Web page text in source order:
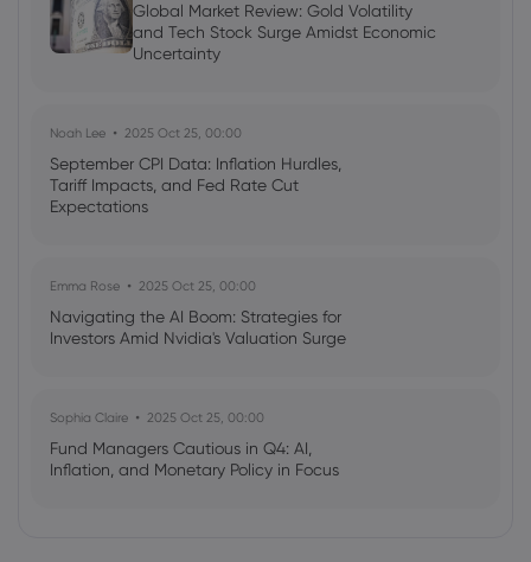
Global Market Review: Gold Volatility
and Tech Stock Surge Amidst Economic
Uncertainty
Noah Lee 2025 Oct 25, 00:00
September CPI Data: Inflation Hurdles,
Tariff Impacts, and Fed Rate Cut
Expectations
Emma Rose 2025 Oct 25, 00:00
Navigating the AI Boom: Strategies for
Investors Amid Nvidia's Valuation Surge
Sophia Claire 2025 Oct 25, 00:00
Fund Managers Cautious in Q4: AI,
Inflation, and Monetary Policy in Focus